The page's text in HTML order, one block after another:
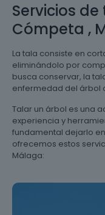
Servicios
Cómpeta ,
La tala consiste en
eliminándolo por
busca conservar, la
enfermedad del árbol
Talar un árbol es una
experiencia y
fundamental dejarlo
ofrecemos estos
Málaga: